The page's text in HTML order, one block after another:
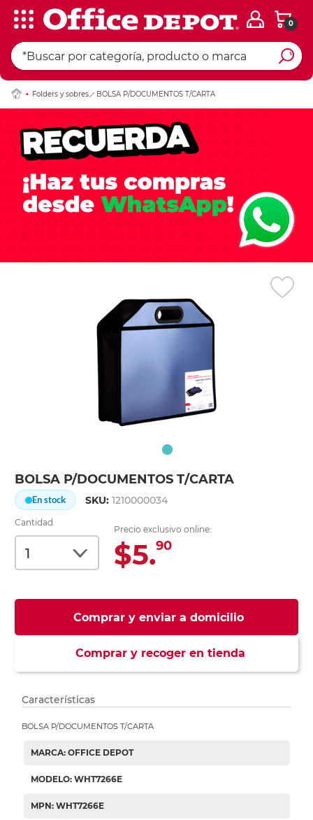
0
Folders y sobres BOLSA P/DOCUMENTOS T/CARTA
BOLSA P/DOCUMENTOS T/CARTA
En stock SKU:1210000034
Cantidad
Precio exclusivo online:
$5.90
Comprar y enviar a domicilio
Comprar y recoger en tienda
Ingresar Codigo
Características
BOLSA P/DOCUMENTOS T/CARTA
MARCA: OFFICE DEPOT
MODELO: WHT7266E
MPN: WHT7266E